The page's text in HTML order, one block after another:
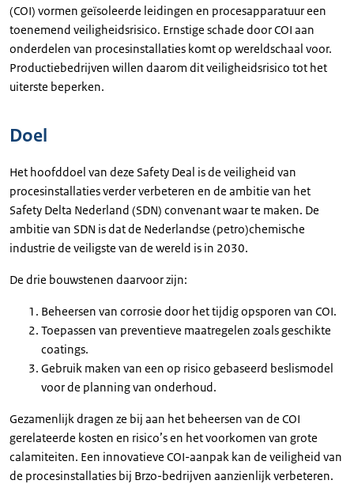
(COI) vormen geïsoleerde leidingen en procesapparatuur een
toenemend veiligheidsrisico. Ernstige schade door COI aan
onderdelen van procesinstallaties komt op wereldschaal voor.
Productiebedrijven willen daarom dit veiligheidsrisico tot het
uiterste beperken.
Doel
Het hoofddoel van deze Safety Deal is de veiligheid van
procesinstallaties verder verbeteren en de ambitie van het
Safety Delta Nederland (SDN) convenant waar te maken. De
ambitie van SDN is dat de Nederlandse (petro)chemische
industrie de veiligste van de wereld is in 2030.
De drie bouwstenen daarvoor zijn:
Beheersen van corrosie door het tijdig opsporen van COI.
Toepassen van preventieve maatregelen zoals geschikte
coatings.
Gebruik maken van een op risico gebaseerd beslismodel
voor de planning van onderhoud.
Gezamenlijk dragen ze bij aan het beheersen van de COI
gerelateerde kosten en risico’s en het voorkomen van grote
calamiteiten. Een innovatieve COI-aanpak kan de veiligheid van
de procesinstallaties bij Brzo-bedrijven aanzienlijk verbeteren.